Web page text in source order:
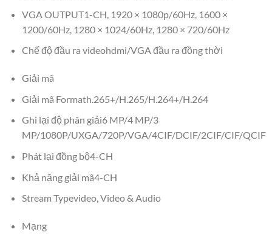
VGA OUTPUT1-CH, 1920 × 1080p/60Hz, 1600 ×
1200/60Hz, 1280 × 1024/60Hz, 1280 × 720/60Hz
Chế độ đầu ra videohdmi/VGA đầu ra đồng thời
Giải mã
Giải mã Formath.265+/H.265/H.264+/H.264
Ghi lại độ phân giải6 MP/4 MP/3
MP/1080P/UXGA/720P/VGA/4CIF/DCIF/2CIF/CIF/QCIF
Phát lại đồng bộ4-CH
Khả năng giải mã4-CH
Stream Typevideo, Video & Audio
Mạng